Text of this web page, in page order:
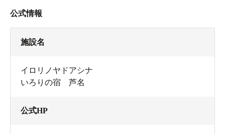
公式情報
施設名
イロリノヤドアシナ
いろりの宿 芦名
公式HP